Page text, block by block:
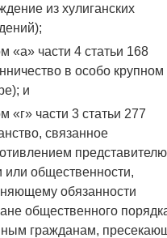
из хулиганских
«а» части 4 статьи 168
в особо крупном
и
«г» части 3 статьи 277
связанное
представителю
или общественности,
обязанности
общественного
гражданам,